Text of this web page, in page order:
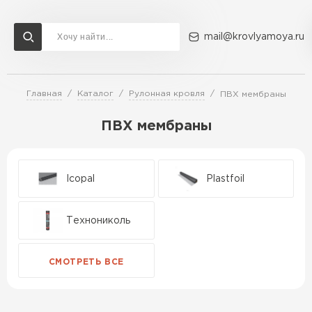
mail@krovlyamoya.ru
Главная Каталог Рулонная кровля ПВХ мембраны
ПВХ мембраны
Icopal Plastfoil
Технониколь
Сервисы расчета
Расчет штакетника для забора
Расчет фальцевой кровли
Расчет кровли из металлочерепицы
Доставка Контакты
Перейти в каталог